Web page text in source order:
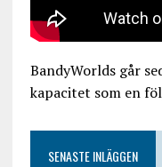
BandyWorlds går
kapacitet som en
SENASTE INLÄGGEN